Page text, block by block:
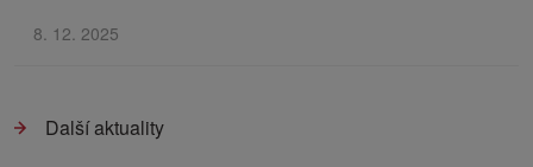
8. 12. 2025
Další aktuality